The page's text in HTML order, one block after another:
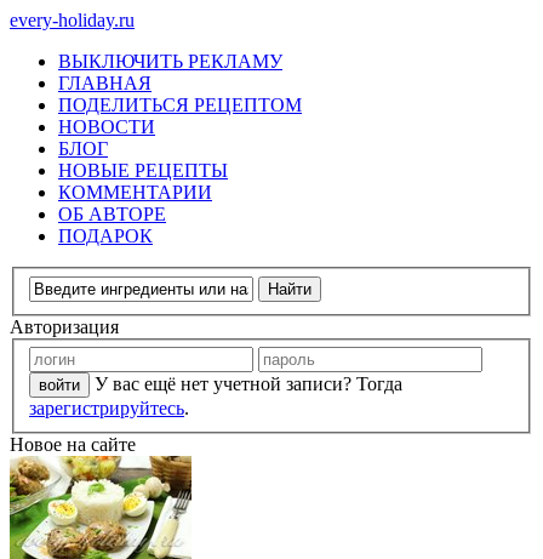
every-holiday.ru
ВЫКЛЮЧИТЬ РЕКЛАМУ
ГЛАВНАЯ
ПОДЕЛИТЬСЯ РЕЦЕПТОМ
НОВОСТИ
БЛОГ
НОВЫЕ РЕЦЕПТЫ
КОММЕНТАРИИ
ОБ АВТОРЕ
ПОДАРОК
Авторизация
У вас ещё нет учетной записи? Тогда
зарегистрируйтесь.
Новое на сайте